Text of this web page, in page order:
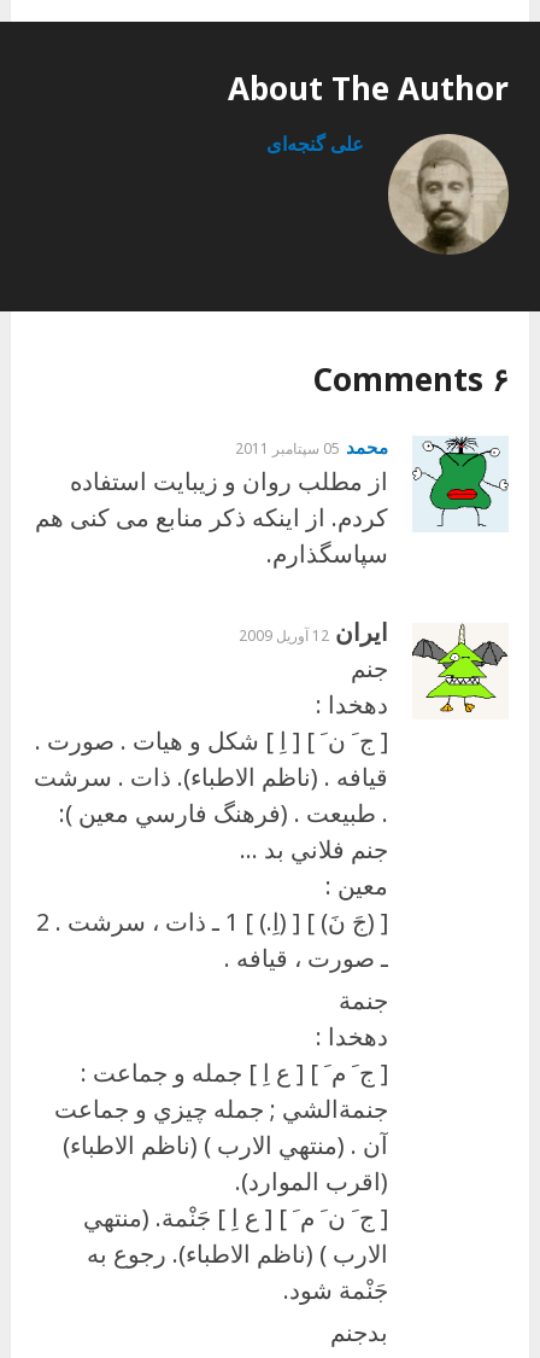
About The Author
علی گنجه‌ای
۶ Comments
محمد 05 سپتامبر 2011
از مطلب روان و زیبایت استفاده
کردم. از اینکه ذکر منابع می کنی هم
سپاسگذارم.
ایران 12 آوریل 2009
جنم
دهخدا :
[ ج َ ن َ ] [ اِ ] شکل و هيات . صورت .
قيافه . (ناظم الاطباء). ذات . سرشت
. طبيعت . (فرهنگ فارسي معين ):
جنم فلاني بد …
معین :
[ (جَ نَ) ] [ (اِ.) ] 1 ـ ذات ، سرشت . 2
ـ صورت ، قيافه .
جنمة
دهخدا :
[ ج َ م َ ] [ ع اِ ] جمله و جماعت :
جنمةالشي ; جمله چيزي و جماعت
آن . (منتهي الارب ) (ناظم الاطباء)
(اقرب الموارد).
[ ج َ ن َ م َ ] [ ع اِ ] جَنْمة. (منتهي
الارب ) (ناظم الاطباء). رجوع به
جَنْمة شود.
بدجنم